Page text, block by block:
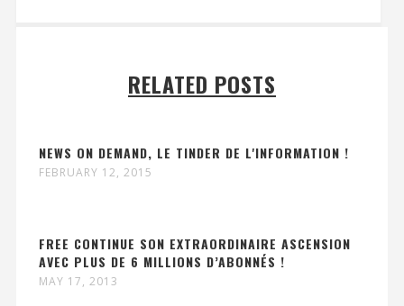
RELATED POSTS
NEWS ON DEMAND, LE TINDER DE L'INFORMATION !
FEBRUARY 12, 2015
FREE CONTINUE SON EXTRAORDINAIRE ASCENSION
AVEC PLUS DE 6 MILLIONS D’ABONNÉS !
MAY 17, 2013